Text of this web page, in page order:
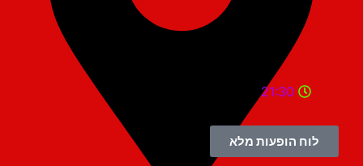
21:30
לוח הופעות מלא